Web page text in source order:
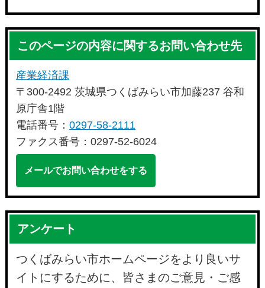
このページの内容に関するお問い合わせ先
産業経済課
〒300-2492 茨城県つくばみらい市加藤237 谷和
原庁舎1階
電話番号：0297-58-2111
ファクス番号：0297-52-6024
メールでお問い合わせをする
アンケート
つくばみらい市ホームページをより良いサ
イトにするために、皆さまのご意見・ご感